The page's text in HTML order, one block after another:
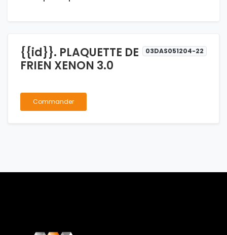
{{id}}. PLAQUETTE DE
FRIEN XENON 3.0
03DAS051204-22
Commander